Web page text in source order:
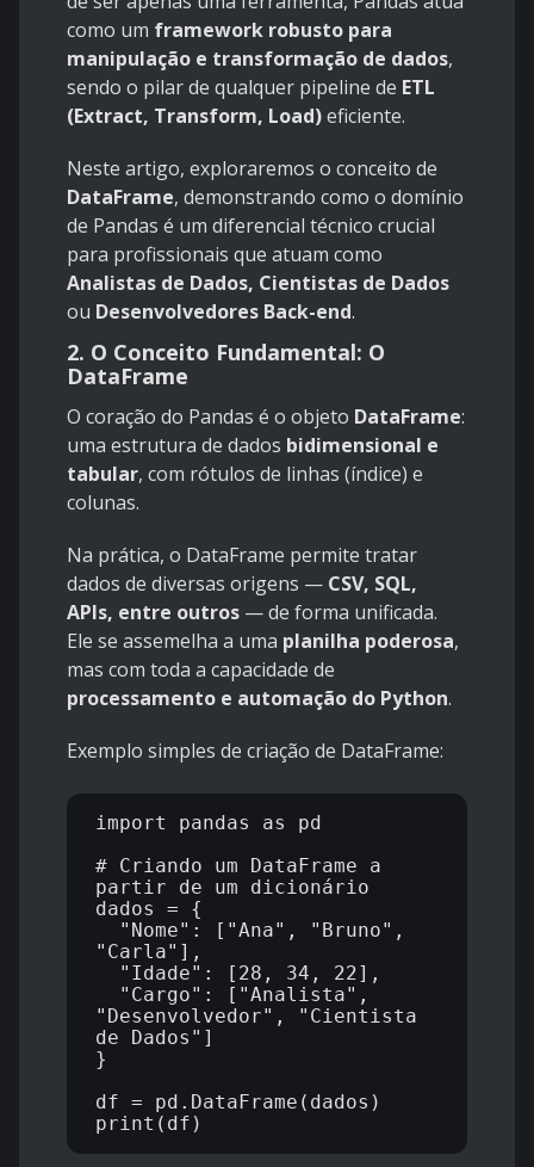
como um framework robusto para
manipulação e transformação de dados,
sendo o pilar de qualquer pipeline de ETL
(Extract, Transform, Load)eficiente.
Neste artigo, exploraremos o conceito de
DataFrame, demonstrando como o domínio
de Pandas é um diferencial técnico crucial
para profissionais que atuam como
Analistas de Dados, Cientistas de Dados
ou Desenvolvedores Back-end.
2. O Conceito Fundamental: O
DataFrame
O coração do Pandas é o objeto DataFrame:
uma estrutura de dados bidimensional e
tabular, com rótulos de linhas (índice) e
colunas.
Na prática, o DataFrame permite tratar
dados de diversas origens — CSV, SQL,
APIs, entre outros — de forma unificada.
Ele se assemelha a uma planilha poderosa,
mas com toda a capacidade de
processamento e automação do Python.
Exemplo simples de criação de DataFrame:
import pandas as pd
# Criando um DataFrame a
partir de um dicionário
dados = {
"Carla"],
"Desenvolvedor", "Cientista
de Dados"]
}
df = pd.DataFrame(dados)